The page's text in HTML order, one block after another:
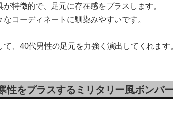
特徴的で、足元に存在感をプラスします。
コーディネートに馴染みやすいです。
、40代男性の足元を力強く演出してくれます
性をプラスするミリタリー風ボンバ